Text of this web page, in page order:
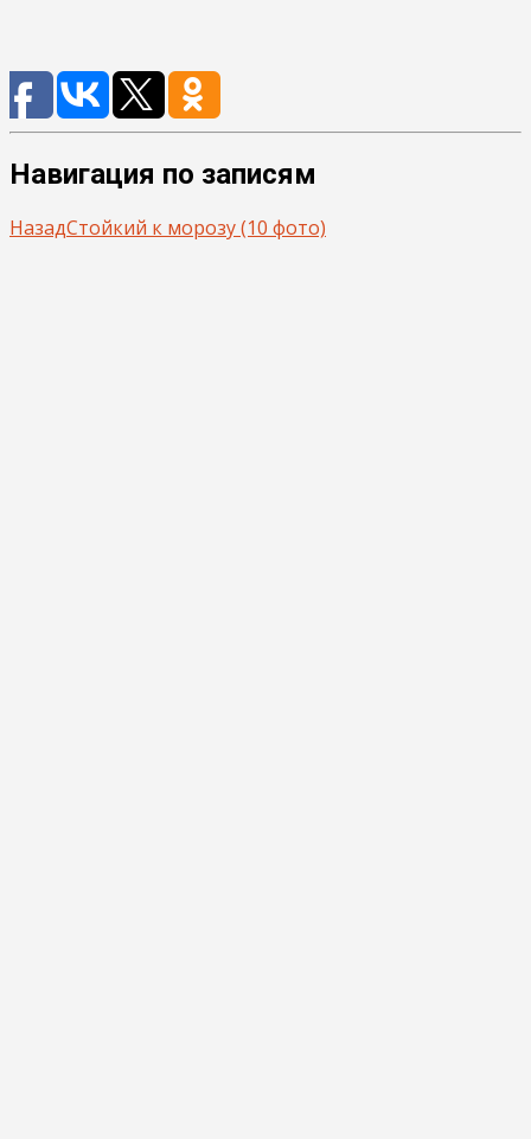
Навигация по записям
НазадСтойкий к морозу (10 фото)